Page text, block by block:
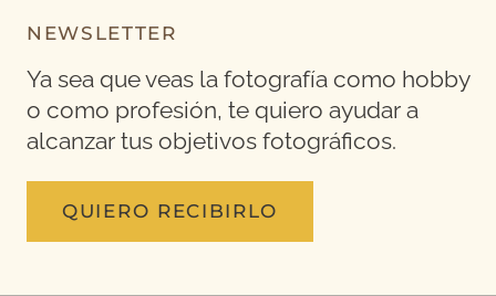
NEWSLETTER
Ya sea que veas la fotografía como hobby
o como profesión, te quiero ayudar a
alcanzar tus objetivos fotográficos.
QUIERO RECIBIRLO